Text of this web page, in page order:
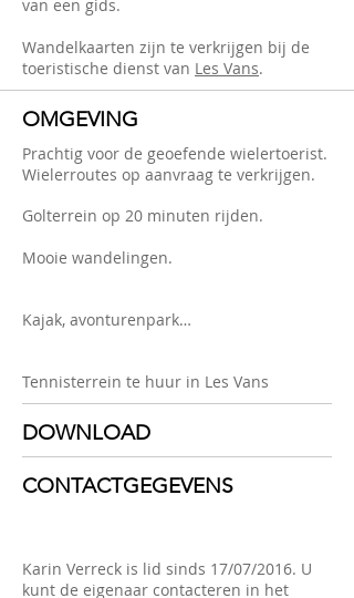
van een gids.
Wandelkaarten zijn te verkrijgen bij de
toeristische dienst van Les Vans.
OMGEVING
Prachtig voor de geoefende wielertoerist.
Wielerroutes op aanvraag te verkrijgen.
Golterrein op 20 minuten rijden.
Mooie wandelingen.
Kajak, avonturenpark…
Tennisterrein te huur in Les Vans
DOWNLOAD
CONTACTGEGEVENS
Karin Verreck is lid sinds 17/07/2016. U
kunt de eigenaar contacteren in het